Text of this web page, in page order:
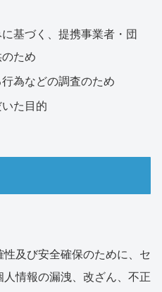
基づく、提携事業者・団
ため
為などの調査のため
た目的
及び安全確保のために、セ
情報の漏洩、改ざん、不正